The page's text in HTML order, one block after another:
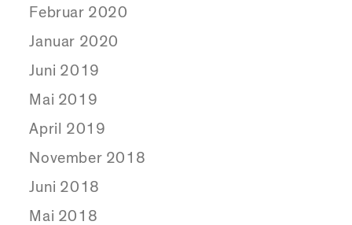
Februar 2020
Januar 2020
Juni 2019
Mai 2019
April 2019
November 2018
Juni 2018
Mai 2018